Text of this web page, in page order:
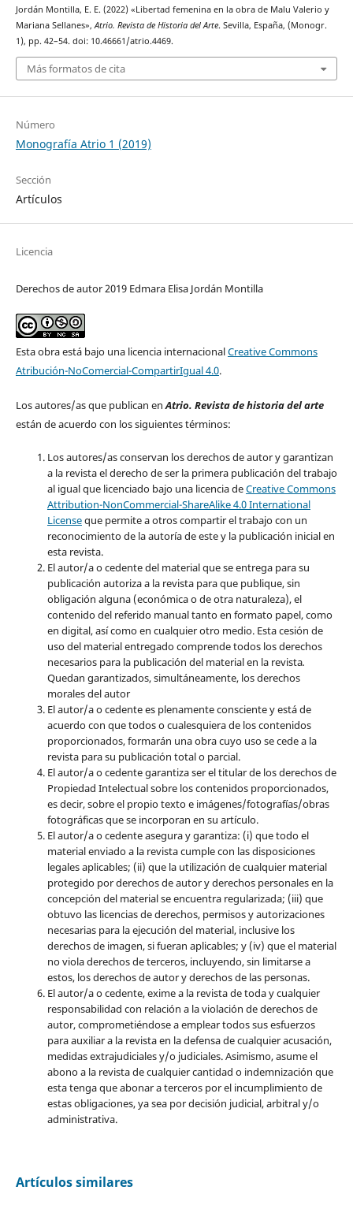
Jordán Montilla, E. E. (2022) «Libertad femenina en la obra de Malu Valerio y
Mariana Sellanes», Atrio. Revista de Historia del Arte. Sevilla, España, (Monogr.
1), pp. 42–54. doi: 10.46661/atrio.4469.
Más formatos de cita
Número
Monografía Atrio 1 (2019)
Sección
Artículos
Licencia
Derechos de autor 2019 Edmara Elisa Jordán Montilla
Esta obra está bajo una licencia internacionalCreative Commons
Atribución-NoComercial-CompartirIgual 4.0.
Los autores/as que publican enAtrio. Revista de historia del arte
están de acuerdo con los siguientes términos:
Los autores/as conservan los derechos de autor y garantizan
a la revista el derecho de ser la primera publicación del trabajo
al igual que licenciado bajo una licencia deCreative Commons
Attribution-NonCommercial-ShareAlike 4.0 International
Licenseque permite a otros compartir el trabajo con un
reconocimiento de la autoría de este y la publicación inicial en
esta revista.
El autor/a o cedente del material que se entrega para su
publicación autoriza a la revista para que publique, sin
obligación alguna (económica o de otra naturaleza), el
contenido del referido manual tanto en formato papel, como
en digital, así como en cualquier otro medio. Esta cesión de
uso del material entregado comprende todos los derechos
necesarios para la publicación del material en la revista.
Quedan garantizados, simultáneamente, los derechos
morales del autor
El autor/a o cedente es plenamente consciente y está de
acuerdo con que todos o cualesquiera de los contenidos
proporcionados, formarán una obra cuyo uso se cede a la
revista para su publicación total o parcial.
El autor/a o cedente garantiza ser el titular de los derechos de
Propiedad Intelectual sobre los contenidos proporcionados,
es decir, sobre el propio texto e imágenes/fotografías/obras
fotográficas que se incorporan en su artículo.
El autor/a o cedente asegura y garantiza: (i) que todo el
material enviado a la revista cumple con las disposiciones
legales aplicables; (ii) que la utilización de cualquier material
protegido por derechos de autor y derechos personales en la
concepción del material se encuentra regularizada; (iii) que
obtuvo las licencias de derechos, permisos y autorizaciones
necesarias para la ejecución del material, inclusive los
derechos de imagen, si fueran aplicables; y (iv) que el material
no viola derechos de terceros, incluyendo, sin limitarse a
estos, los derechos de autor y derechos de las personas.
El autor/a o cedente, exime a la revista de toda y cualquier
responsabilidad con relación a la violación de derechos de
autor, comprometiéndose a emplear todos sus esfuerzos
para auxiliar a la revista en la defensa de cualquier acusación,
medidas extrajudiciales y/o judiciales. Asimismo, asume el
abono a la revista de cualquier cantidad o indemnización que
esta tenga que abonar a terceros por el incumplimiento de
estas obligaciones, ya sea por decisión judicial, arbitral y/o
administrativa.
Artículos similares